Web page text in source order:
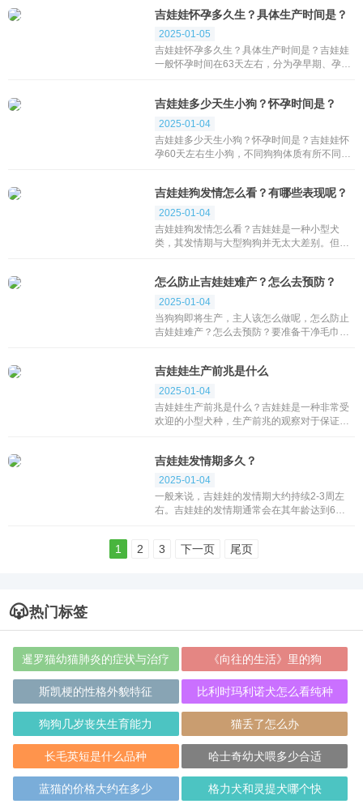
怀孕并为以...
吉娃娃怀孕多久生？具体生产时间是？
2025-01-05
吉娃娃怀孕多久生？具体生产时间是？吉娃娃
一般怀孕时间在63天左右，分为孕早期、孕中
养。怀孕要...
吉娃娃多少天生小狗？怀孕时间是？
2025-01-04
吉娃娃多少天生小狗？怀孕时间是？吉娃娃怀
孕60天左右生小狗，不同狗狗体质有所不同，
之后再配种。...
吉娃娃狗发情怎么看？有哪些表现呢？
2025-01-04
吉娃娃狗发情怎么看？吉娃娃是一种小型犬
类，其发情期与大型狗狗并无太大差别。但是
情期有哪些...
怎么防止吉娃娃难产？怎么去预防？
2025-01-04
当狗狗即将生产，主人该怎么做呢，怎么防止
吉娃娃难产？怎么去预防？要准备干净毛巾数
有接生经...
吉娃娃生产前兆是什么
2025-01-04
吉娃娃生产前兆是什么？吉娃娃是一种非常受
欢迎的小型犬种，生产前兆的观察对于保证母
动，这些都...
吉娃娃发情期多久？
2025-01-04
一般来说，吉娃娃的发情期大约持续2-3周左
右。吉娃娃的发情期通常会在其年龄达到6个
内会产生...
1 2 3 下一页 尾页
热门标签
暹罗猫幼猫肺炎的症状与治疗 《向往的生活》里的狗
斯凯梗的性格外貌特征 比利时玛利诺犬怎么看纯种
狗狗几岁丧失生育能力 猫丢了怎么办
长毛英短是什么品种 哈士奇幼犬喂多少合适
蓝猫的价格大约在多少 格力犬和灵提犬哪个快